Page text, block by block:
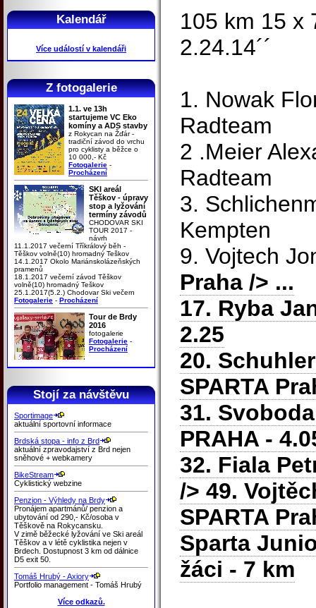
Kalendář
Více událostí v kalendáři
Z fotogalerie
1.1. ve 13h
startujeme VC Eko
komíny a ADS stavby
z Rokycan na Žďár -
tradiční závod do vrchu
pro cyklisty a běžce o
10 000,- Kč
Fotogalerie -
Procházení
SKI areál
Těškov - úpravy
stop a lyžování
termíny závodů
CHODOVAR SKI
TOUR 2017 -
návrh
11.1.2017 večerní Tříkrálový běh -
Těškov volně(10) hromadný Teškov
14.1.2017 Okolo Mariánskolázeňských
pramenů
18.1.2017 večerní závod Těškov
volně(10) hromadný Teškov
25.1.2017(5.2.) Chodovar Ski večern
Fotogalerie - Procházení
Tour de Brdy
2016
fotogalerie
Fotogalerie -
Procházení
Stojí za návštěvu
Sportimage
aktuální sportovní informace
Brdská stopa - info z Brd
aktuální zpravodajství z Brd nejen
sněhové + webkamery
BikeStream
Cyklistický webzine
Penzion - Výhledy na Brdy
Pronájem apartmánů/ penzion a
ubytování od 290,- Kč/osoba v
Těškově na Rokycansku.
V zimě běžecké lyžování ve Ski areál
Těškov a v létě cyklistika nejen v
Brdech. Dostupnost 3 km od dálnice
D5 exit 50.
Tomáš Hrubý - Axiory
Portfolio management - Tomáš Hrubý
Více odkazů.
105 km 15 x
2.24.14´´
1. Nowak
Radteam
2 .Meier
Radteam
3.
Kempten
9. Vojtech
Praha /> ...
17. Ryba
2.25
20.
SPARTA
31.
PRAHA-
32. Fiala
/> 49.
SPARTA
Sparta
žáci - 7 km